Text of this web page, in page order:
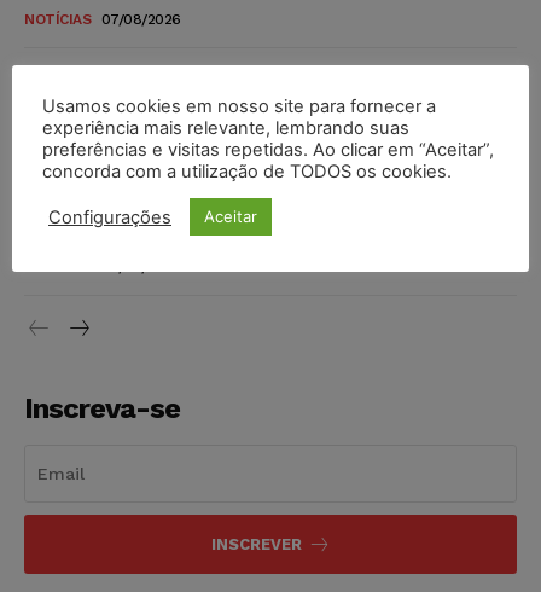
NOTÍCIAS 07/08/2026
novos para pessoas com deficiência e autistas de todos os
níveis
DIREITO TRIBUTÁRIO 07/08/2026
Justiça do Trabalho mantém justa causa de empregado que
vendia canetas emagrecedoras no local de trabalho
Inscreva-se
INSCREVER
Usamos cookies em nosso site para fornecer a
experiência mais relevante, lembrando suas
preferências e visitas repetidas. Ao clicar em “Aceitar”,
concorda com a utilização de TODOS os cookies.
Configurações Aceitar